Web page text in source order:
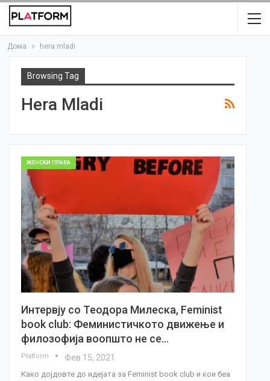
Дома hera mladi
Browsing Tag
Hera Mladi
ЖЕНСКИ ПРАВА
Интервју со Теодора Милеска, Feminist
book club: Феминистичкото движење и
филозофија воопшто не се…
Platform Фев 15, 2021
Како дојдовте до идејата за Feminist book club и кои беа